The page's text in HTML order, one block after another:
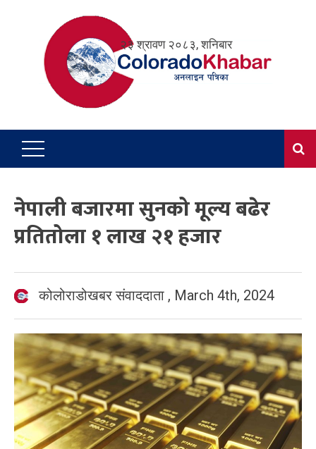
२३ श्रावण २०८३, शनिबार
नेपाली बजारमा सुनको मूल्य बढेर
प्रतितोला १ लाख २१ हजार
कोलोराडोखबर संवाददाता , March 4th, 2024